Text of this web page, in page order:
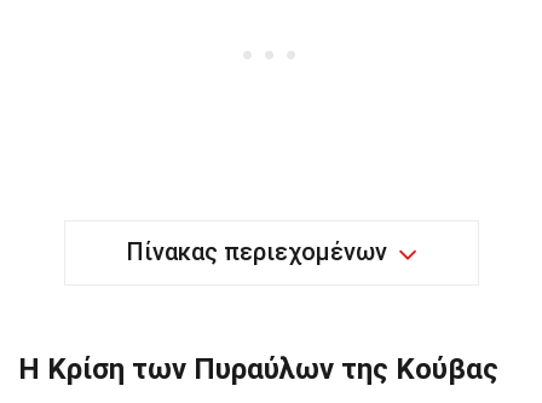
Πίνακας περιεχομένων
Η Κρίση των Πυραύλων της Κούβας